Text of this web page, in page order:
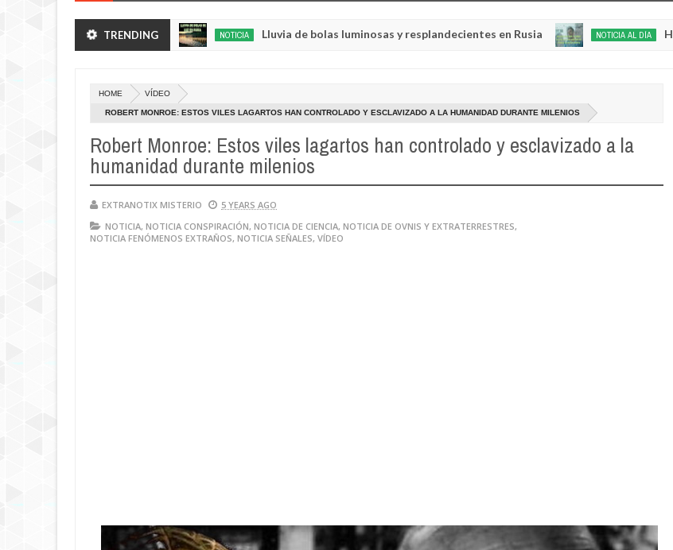
TRENDING
de sus huertos.
May
NOTICIA Lluvia de bolas luminosas y resplandecientes en Rusia NOTICIA AL DÍA Habló
HOME VÍDEO
ROBERT MONROE: ESTOS VILES LAGARTOS HAN CONTROLADO Y ESCLAVIZADO A LA HUMANIDAD DURANTE MILENIOS
Robert Monroe: Estos viles lagartos han controlado y esclavizado a la
humanidad durante milenios
EXTRANOTIX MISTERIO
5 YEARS AGO
NOTICIA, NOTICIA CONSPIRACIÓN, NOTICIA DE CIENCIA, NOTICIA DE OVNIS Y EXTRATERRESTRES,
NOTICIA FENÓMENOS EXTRAÑOS, NOTICIA SEÑALES, VÍDEO